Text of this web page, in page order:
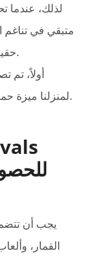
متبقي في تناغم
حقيقية ويتم نقله إلى رصيد الموارد المالية.
أولاً، تم
لمنزلنا ميزة حماسية، مما يعني أنك ستفقد اللعب دائمًا.
يجب أن
القمار،